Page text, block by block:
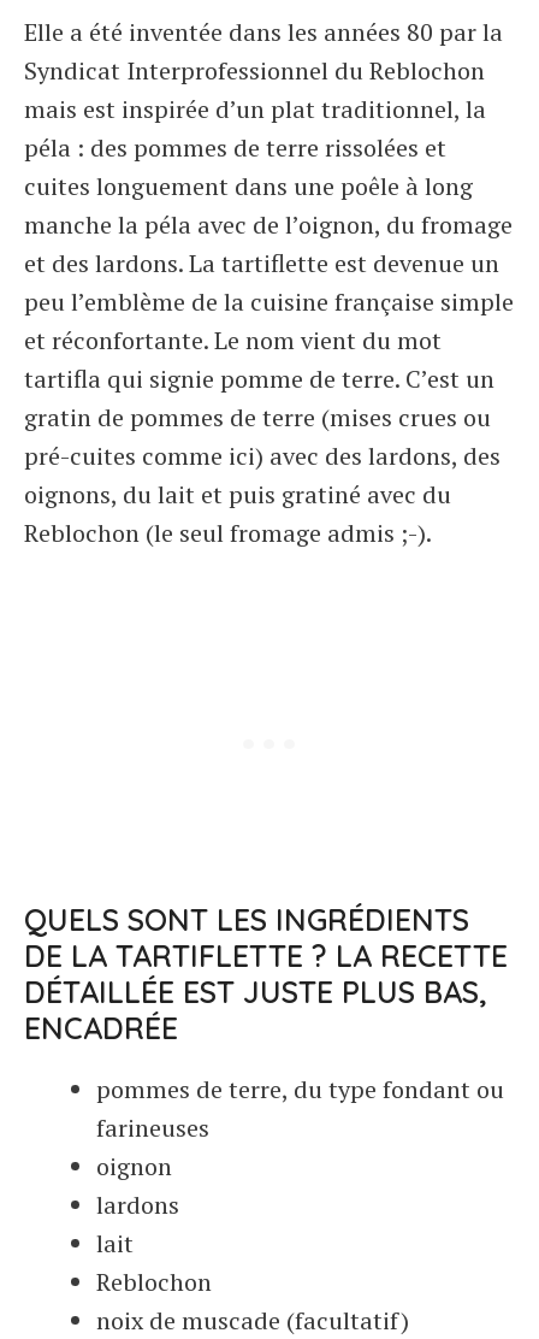
Elle a été inventée dans les années 80 par la
Syndicat Interprofessionnel du Reblochon
mais est inspirée d’un plat traditionnel, la
péla : des pommes de terre rissolées et
cuites longuement dans une poêle à long
manche la péla avec de l’oignon, du fromage
et des lardons. La tartiflette est devenue un
peu l’emblème de la cuisine française simple
et réconfortante. Le nom vient du mot
tartifla qui signie pomme de terre. C’est un
gratin de pommes de terre (mises crues ou
pré-cuites comme ici) avec des lardons, des
oignons, du lait et puis gratiné avec du
Reblochon (le seul fromage admis ;-).
QUELS SONT LES INGRÉDIENTS
DE LA TARTIFLETTE ? LA RECETTE
DÉTAILLÉE EST JUSTE PLUS BAS,
ENCADRÉE
pommes de terre, du type fondant ou
farineuses
oignon
lardons
lait
Reblochon
noix de muscade (facultatif)